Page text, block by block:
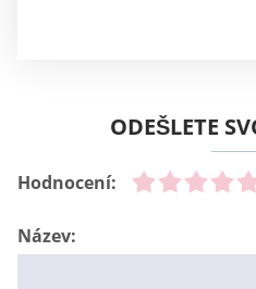
ODEŠLETE
Hodnocení:
Název: